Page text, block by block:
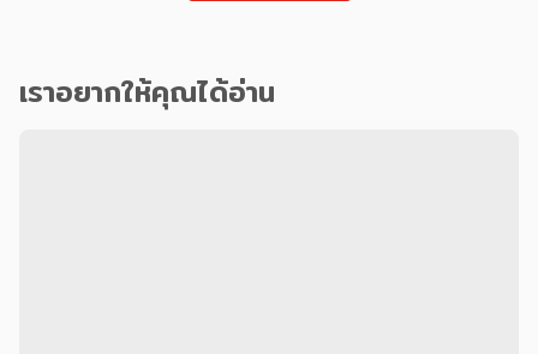
เราอยากให้คุณได้อ่าน